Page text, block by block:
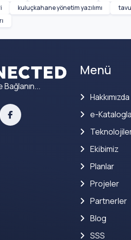
kuluçkahane yönetim yazılımı
Menü
Hakkımızda
e-
Ekibimiz
Planlar
Projeler
Partnerler
Blog
SSS